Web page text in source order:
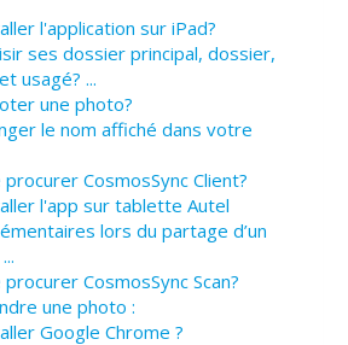
l'application sur iPad?
ses dossier principal, dossier,
usagé? ...
une photo?
le nom affiché dans votre
CosmosSync Client?
l'app sur tablette Autel
lors du partage d’un
CosmosSync Scan?
une photo :
Google Chrome ?